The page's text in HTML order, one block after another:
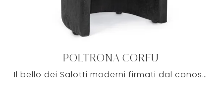
POLTRONA CORFU
Il bello dei Salotti moderni firmati dal conosciuto marchio Bizzotto è prima di tutto il comfort, elemento imprescindibile nel living di ciascuno.